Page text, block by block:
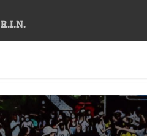
R.I.N.